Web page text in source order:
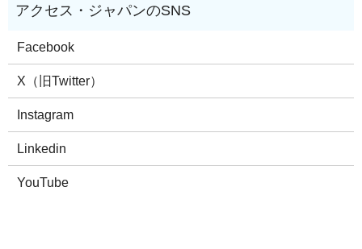
Facebook
X（旧Twitter）
Instagram
Linkedin
YouTube